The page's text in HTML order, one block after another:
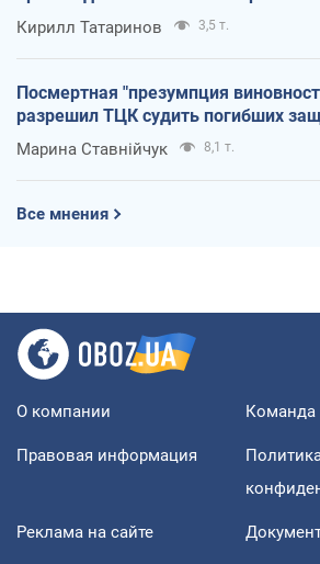
Кирилл Татаринов 3,5 т.
Посмертная "презумпция
разрешил ТЦК судить погибших
Марина Ставнійчук 8,1 т.
Все мнения
О компании Команда
Правовая информация
Реклама на сайте